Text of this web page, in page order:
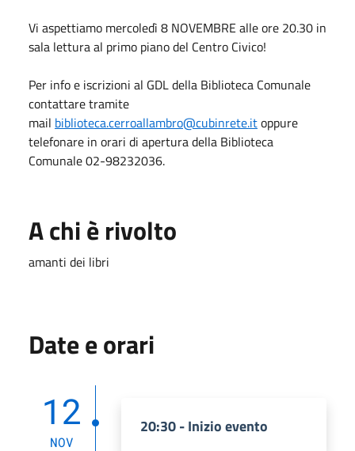
Vi aspettiamo mercoledì 8 NOVEMBRE alle ore 20.30 in
sala lettura al primo piano del Centro Civico!
Per info e iscrizioni al GDL della Biblioteca Comunale
contattare tramite
mail biblioteca.cerroallambro@cubinrete.itoppure
telefonare in orari di apertura della Biblioteca
Comunale 02-98232036.
A chi è rivolto
amanti dei libri
Date e orari
12
NOV
20:30 - Inizio evento